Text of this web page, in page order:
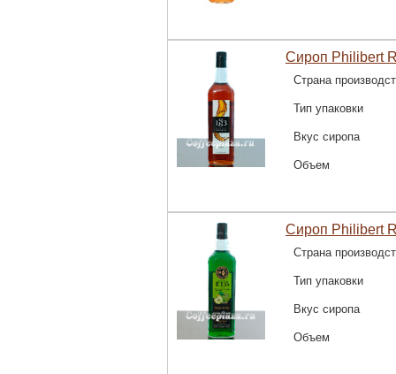
Сироп Philibert
Страна
Тип упаковки
Вкус сиропа
Объем
Сироп Philibert
Страна
Тип упаковки
Вкус сиропа
Объем